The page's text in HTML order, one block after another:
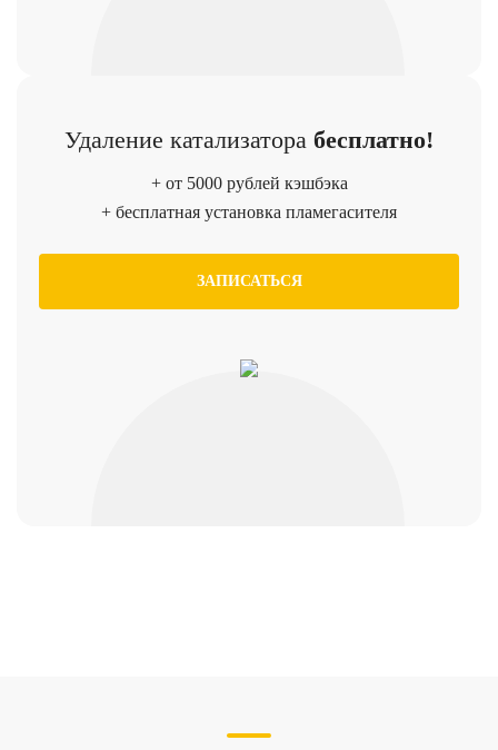
Удаление катализатора бесплатно!
+ от 5000 рублей кэшбэка
+ бесплатная установка пламегасителя
ЗАПИСАТЬСЯ